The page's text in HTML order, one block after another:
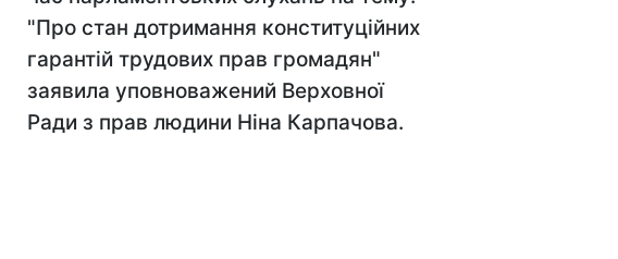
"Про стан дотримання конституційних
гарантій трудових прав громадян"
заявила уповноважений Верховної
Ради з прав людини Ніна Карпачова.